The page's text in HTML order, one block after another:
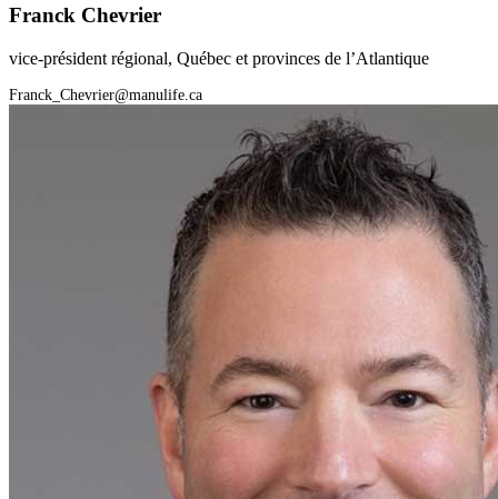
Franck Chevrier
vice-président régional, Québec et provinces de l’Atlantique
Franck_Chevrier@manulife.ca